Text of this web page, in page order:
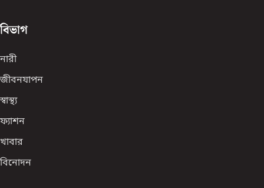
বিভাগ
নারী
জীবনযাপন
স্বাস্থ্য
ফ্যাশন
খাবার
বিনোদন